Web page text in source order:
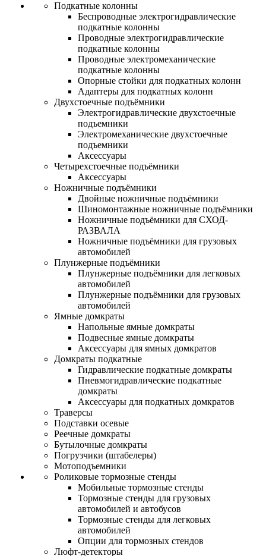
Подкатные колонны
Беспроводные электрогидравлические
подкатные колонны
Проводные электрогидравлические
подкатные колонны
Проводные электромеханические
подкатные колонны
Опорные стойки для подкатных колонн
Адаптеры для подкатных колонн
Двухстоечные подъёмники
Электрогидравлические двухстоечные
подъемники
Электромеханические двухстоечные
подъемники
Аксессуары
Четырехстоечные подъёмники
Аксессуары
Ножничные подъёмники
Двойные ножничные подъёмники
Шиномонтажные ножничные подъёмники
Ножничные подъёмники для СХОД-
РАЗВАЛА
Ножничные подъёмники для грузовых
автомобилей
Плунжерные подъёмники
Плунжерные подъёмники для легковых
автомобилей
Плунжерные подъёмники для грузовых
автомобилей
Ямные домкраты
Напольные ямные домкраты
Подвесные ямные домкраты
Аксессуары для ямных домкратов
Домкраты подкатные
Гидравлические подкатные домкраты
Пневмогидравлические подкатные
домкраты
Аксессуары для подкатных домкратов
Траверсы
Подставки осевые
Реечные домкраты
Бутылочные домкраты
Погрузчики (штабелеры)
Мотоподъемники
Роликовые тормозные стенды
Мобильные тормозные стенды
Тормозные стенды для грузовых
автомобилей и автобусов
Тормозные стенды для легковых
автомобилей
Опции для тормозных стендов
Люфт-детекторы